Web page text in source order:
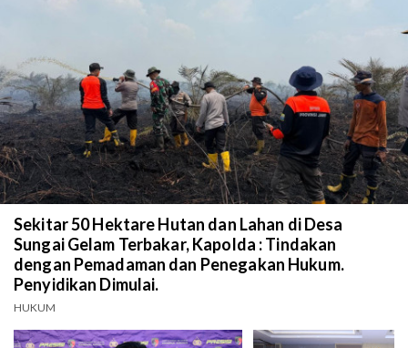
Sekitar 50 Hektare Hutan dan Lahan di Desa
Sungai Gelam Terbakar, Kapolda : Tindakan
dengan Pemadaman dan Penegakan Hukum.
Penyidikan Dimulai.
HUKUM